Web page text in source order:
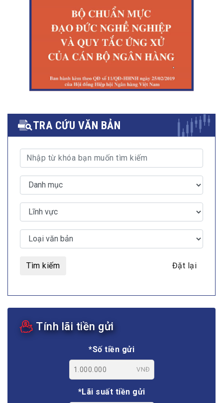
TRA CỨU VĂN BẢN
Tìm kiếm Đặt lại
Tính lãi tiền gửi
*Số tiền gửi
VNĐ
*Lãi suất tiền gửi